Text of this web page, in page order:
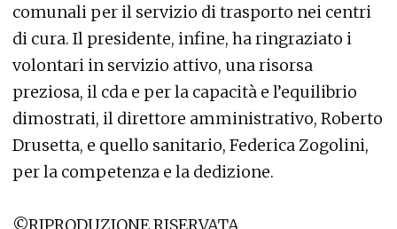
comunali per il servizio di trasporto nei centri
di cura. Il presidente, infine, ha ringraziato i
volontari in servizio attivo, una risorsa
preziosa, il cda e per la capacità e l’equilibrio
dimostrati, il direttore amministrativo, Roberto
Drusetta, e quello sanitario, Federica Zogolini,
per la competenza e la dedizione.
©RIPRODUZIONE RISERVATA